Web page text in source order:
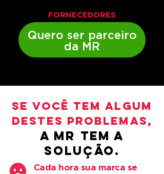
FORNECEDORES
Quero ser parceiro
da MR
SE VOCÊ TEM ALGUM
DESTES PROBLEMAS,
A MR TEM A
SOLUÇÃO.
Cada hora sua marca se